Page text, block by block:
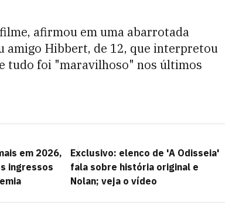
afirmou em uma abarrotada
amigo Hibbert, de 12, que interpretou
tudo foi "maravilhoso" nos últimos
em 2026,
ingressos
Exclusivo: elenco de 'A Odisseia'
fala sobre história original e
Nolan; veja o vídeo